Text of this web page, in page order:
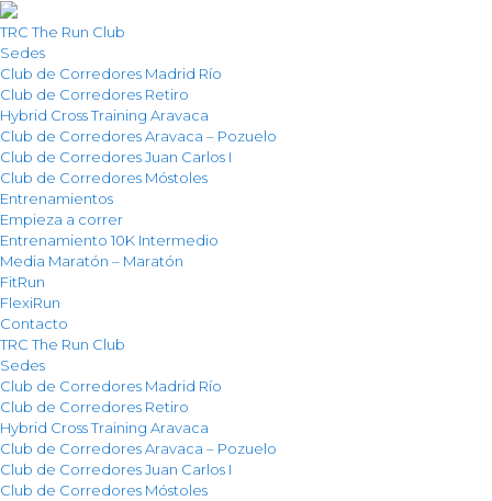
TRC The Run Club
Sedes
Club de Corredores Madrid Río
Club de Corredores Retiro
Hybrid Cross Training Aravaca
Club de Corredores Aravaca – Pozuelo
Club de Corredores Juan Carlos I
Club de Corredores Móstoles
Entrenamientos
Empieza a correr
Entrenamiento 10K Intermedio
Media Maratón – Maratón
FitRun
FlexiRun
Contacto
TRC The Run Club
Sedes
Club de Corredores Madrid Río
Club de Corredores Retiro
Hybrid Cross Training Aravaca
Club de Corredores Aravaca – Pozuelo
Club de Corredores Juan Carlos I
Club de Corredores Móstoles